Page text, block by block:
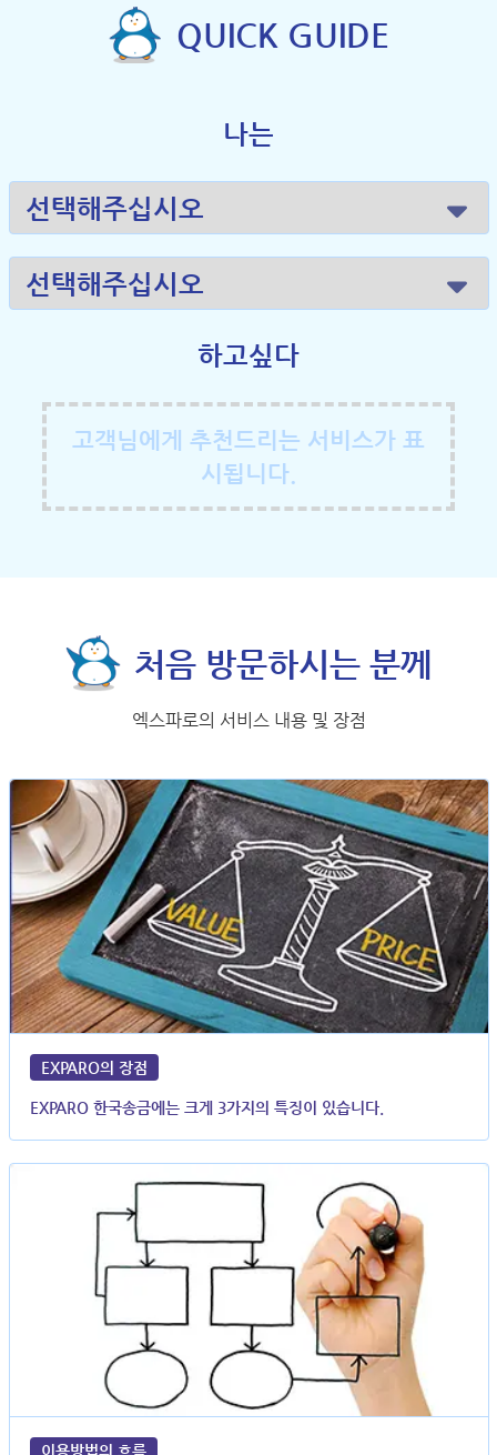
QUICK GUIDE
나는
하고싶다
고객님에게 추천드리는 서비스가 표
시됩니다.
처음 방문하시는 분께
엑스파로의 서비스 내용 및 장점
EXPARO의 장점
EXPARO 한국송금에는 크게 3가지의 특징이 있습니다.
이용방법의 흐름